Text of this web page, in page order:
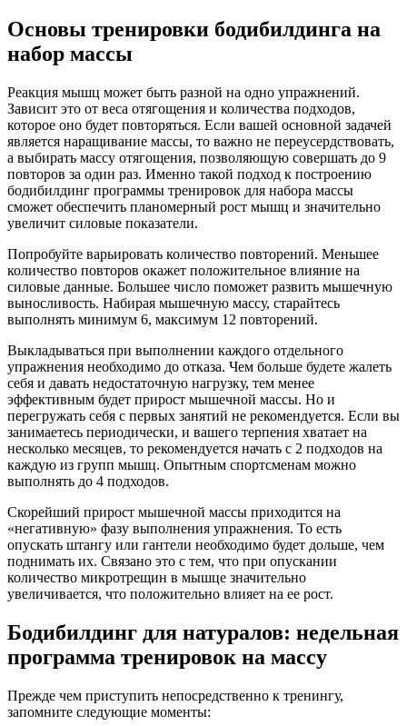
Основы тренировки бодибилдинга на
набор массы
Реакция мышц может быть разной на одно упражнений.
Зависит это от веса отягощения и количества подходов,
которое оно будет повторяться. Если вашей основной задачей
является наращивание массы, то важно не переусердствовать,
а выбирать массу отягощения, позволяющую совершать до 9
повторов за один раз. Именно такой подход к построению
бодибилдинг программы тренировок для набора массы
сможет обеспечить планомерный рост мышц и значительно
увеличит силовые показатели.
Попробуйте варьировать количество повторений. Меньшее
количество повторов окажет положительное влияние на
силовые данные. Большее число поможет развить мышечную
выносливость. Набирая мышечную массу, старайтесь
выполнять минимум 6, максимум 12 повторений.
Выкладываться при выполнении каждого отдельного
упражнения необходимо до отказа. Чем больше будете жалеть
себя и давать недостаточную нагрузку, тем менее
эффективным будет прирост мышечной массы. Но и
перегружать себя с первых занятий не рекомендуется. Если вы
занимаетесь периодически, и вашего терпения хватает на
несколько месяцев, то рекомендуется начать с 2 подходов на
каждую из групп мышц. Опытным спортсменам можно
выполнять до 4 подходов.
Скорейший прирост мышечной массы приходится на
«негативную» фазу выполнения упражнения. То есть
опускать штангу или гантели необходимо будет дольше, чем
поднимать их. Связано это с тем, что при опускании
количество микротрещин в мышце значительно
увеличивается, что положительно влияет на ее рост.
Бодибилдинг для натуралов: недельная
программа тренировок на массу
Прежде чем приступить непосредственно к тренингу,
запомните следующие моменты: